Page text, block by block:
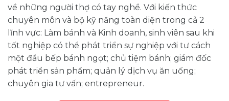
về những người thợ có tay nghề. Với kiến thức
chuyên môn và bộ kỹ năng toàn diện trong cả 2
lĩnh vực: Làm bánh và Kinh doanh, sinh viên sau khi
tốt nghiệp có thể phát triển sự nghiệp với tư cách
một đầu bếp bánh ngọt; chủ tiệm bánh; giám đốc
phát triển sản phẩm; quản lý dịch vụ ăn uống;
chuyên gia tư vấn; entrepreneur.